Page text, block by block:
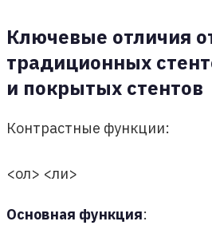
Ключевые отличия
традиционных
и покрытых стентов
Контрастные функции:
<ол> <ли>
Основная функция: